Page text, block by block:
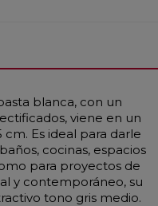
blanca, con un
viene en un
Es ideal para darle
cocinas, espacios
para proyectos de
y contemporáneo, su
tono gris medio.